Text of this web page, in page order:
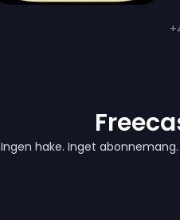
Ingen hake. Inget